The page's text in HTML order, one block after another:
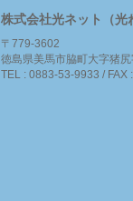
株式会社光ネット（光
〒779-3602
徳島県美馬市脇町大字猪
TEL : 0883-53-9933 / FAX